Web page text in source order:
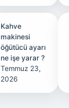
Kahve
makinesi
öğütücü ayarı
ne işe yarar ?
Temmuz 23,
2026